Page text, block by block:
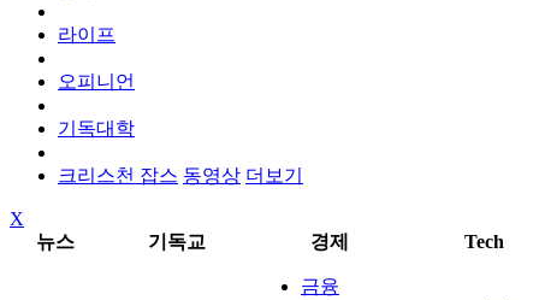
라이프
오피니언
기독대학
크리스천 잡스 동영상 더보기
X
뉴스
기독교 경제 Tech
금융